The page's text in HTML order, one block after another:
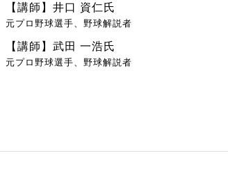
【講師】井口 資仁氏
元プロ野球選手、野球解説者
【講師】武田 一浩氏
元プロ野球選手、野球解説者